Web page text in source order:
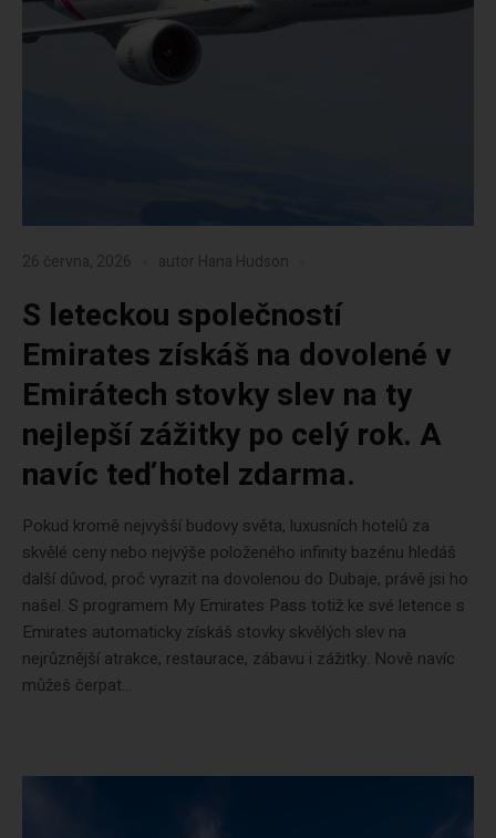
26 června, 2026 autor Hana Hudson
S leteckou společností
Emirates získáš na dovolené v
Emirátech stovky slev na ty
nejlepší zážitky po celý rok. A
navíc teď hotel zdarma.
Pokud kromě nejvyšší budovy světa, luxusních hotelů za
skvělé ceny nebo nejvýše položeného infinity bazénu hledáš
další důvod, proč vyrazit na dovolenou do Dubaje, právě jsi ho
našel. S programem My Emirates Pass totiž ke své letence s
Emirates automaticky získáš stovky skvělých slev na
nejrůznější atrakce, restaurace, zábavu i zážitky. Nově navíc
můžeš čerpat...